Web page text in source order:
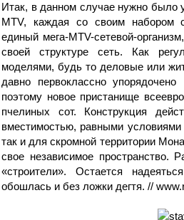
Итак, в данном случае нужно было
MTV, каждая со своим набором
единый мега-MTV-сетевой-
своей структуре сеть. Как
моделями, будь то деловые или
давно первоклассно
поэтому новое пристанище
пчелиных сот. Конструкция
вместимостью, равными
так и для скромной территории
свое независимое пространство.
«строители». Остается
обошлась и без ложки дегтя. //